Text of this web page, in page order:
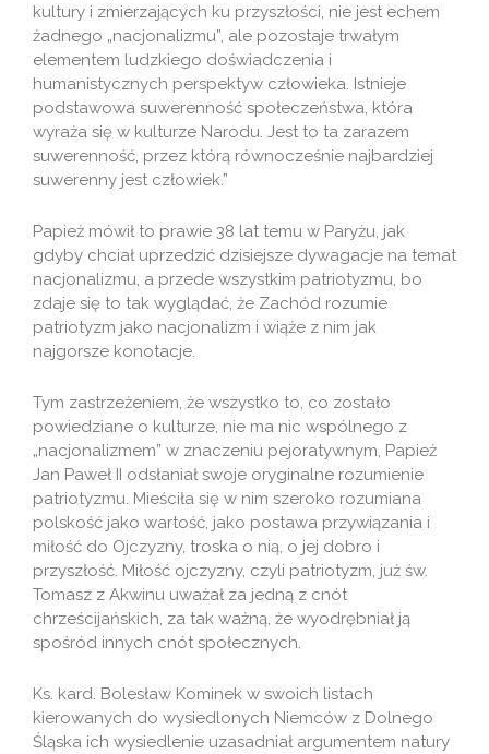
kultury i zmierzających ku przyszłości, nie jest echem
żadnego „nacjonalizmu”, ale pozostaje trwałym
elementem ludzkiego doświadczenia i
humanistycznych perspektyw człowieka. Istnieje
podstawowa suwerenność społeczeństwa, która
wyraża się w kulturze Narodu. Jest to ta zarazem
suwerenność, przez którą równocześnie najbardziej
suwerenny jest człowiek.”
Papież mówił to prawie 38 lat temu w Paryżu, jak
gdyby chciał uprzedzić dzisiejsze dywagacje na temat
nacjonalizmu, a przede wszystkim patriotyzmu, bo
zdaje się to tak wyglądać, że Zachód rozumie
patriotyzm jako nacjonalizm i wiąże z nim jak
najgorsze konotacje.
Tym zastrzeżeniem, że wszystko to, co zostało
powiedziane o kulturze, nie ma nic wspólnego z
„nacjonalizmem” w znaczeniu pejoratywnym, Papież
Jan Paweł II odsłaniał swoje oryginalne rozumienie
patriotyzmu. Mieściła się w nim szeroko rozumiana
polskość jako wartość, jako postawa przywiązania i
miłość do Ojczyzny, troska o nią, o jej dobro i
przyszłość. Miłość ojczyzny, czyli patriotyzm, już św.
Tomasz z Akwinu uważał za jedną z cnót
chrześcijańskich, za tak ważną, że wyodrębniał ją
spośród innych cnót społecznych.
Ks. kard. Bolesław Kominek w swoich listach
kierowanych do wysiedlonych Niemców z Dolnego
Śląska ich wysiedlenie uzasadniał argumentem natury